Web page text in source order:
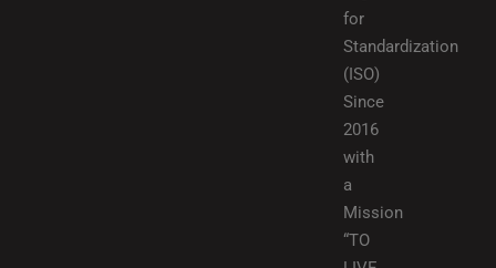
for
Standardization
(ISO)
Since
2016
with
a
Mission
“TO